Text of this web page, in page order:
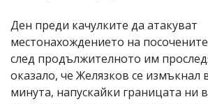
Ден преди качулките да атакуват
местонахождението на
след продължителното им
оказало, че Желязков се измъкнал
минута, напускайки границата ни